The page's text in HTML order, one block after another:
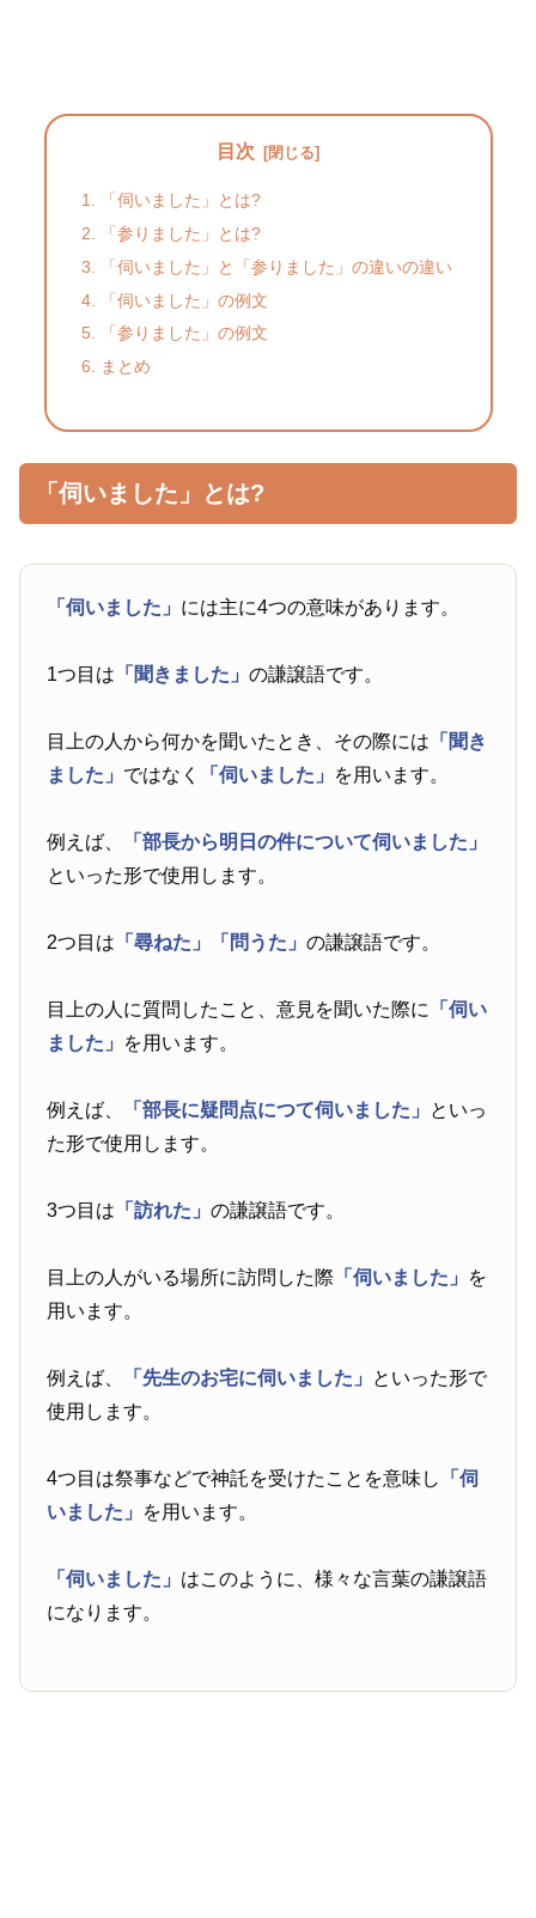
目次
「伺いました」とは?
「参りました」とは?
「伺いました」と「参りました」の違いの違い
「伺いました」の例文
「参りました」の例文
まとめ
「伺いました」とは?
「伺いました」 には主に4つの意味があります。
1つ目は 「聞きました」の謙譲語です。
目上の人から何かを聞いたとき、その際には 「聞き
ました」 ではなく 「伺いました」 を用います。
例えば、
「部長から明日の件について伺いました」
といった形で使用します。
2つ目は 「尋ねた」 「問うた」の謙譲語です。
目上の人に質問したこと、意見を聞いた際に
「伺い
ました」 を用います。
例えば、 「部長に疑問点につて伺いました」 といっ
た形で使用します。
3つ目は 「訪れた」の謙譲語です。
目上の人がいる場所に訪問した際 「伺いました」 を
用います。
例えば、 「先生のお宅に伺いました」 といった形で
使用します。
4つ目は祭事などで神託を受けたことを意味し
「伺
いました」 を用います。
「伺いました」 はこのように、様々な言葉の謙譲語
になります。